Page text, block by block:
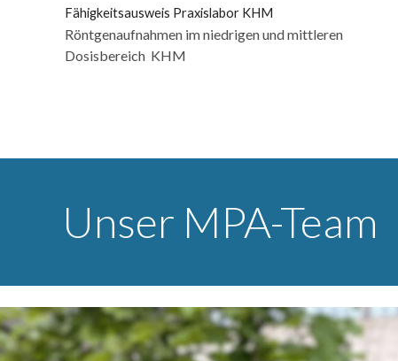
Fähigkeitsausweis Praxislabor KHM
Röntgenaufnahmen im niedrigen und mittleren
Dosisbereich KHM
Unser MPA-Team